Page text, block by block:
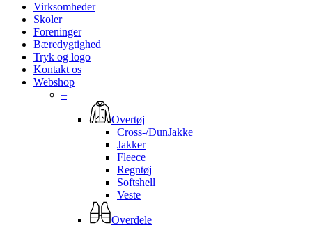
Virksomheder
Skoler
Foreninger
Bæredygtighed
Tryk og logo
Kontakt os
Webshop
–
Overtøj
Cross-/DunJakke
Jakker
Fleece
Regntøj
Softshell
Veste
Overdele